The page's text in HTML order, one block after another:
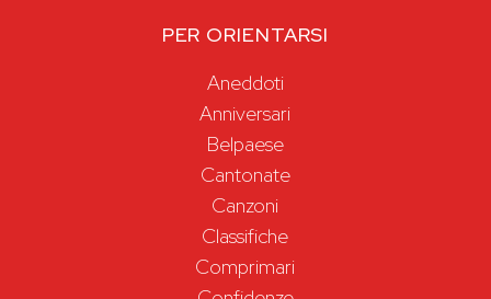
PER ORIENTARSI
Aneddoti
Anniversari
Belpaese
Cantonate
Canzoni
Classifiche
Comprimari